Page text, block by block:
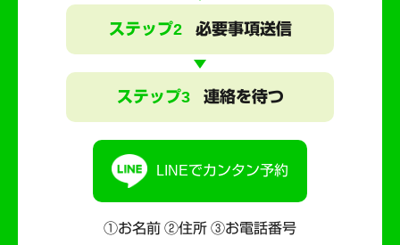
ステップ2 必要事項送信
ステップ3 連絡を待つ
LINEでカンタン予約
①お名前 ②住所 ③お電話番号